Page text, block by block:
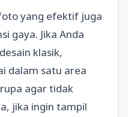
yang efektif juga
gaya. Jika Anda
klasik,
dalam satu area
agar tidak
jika ingin tampil